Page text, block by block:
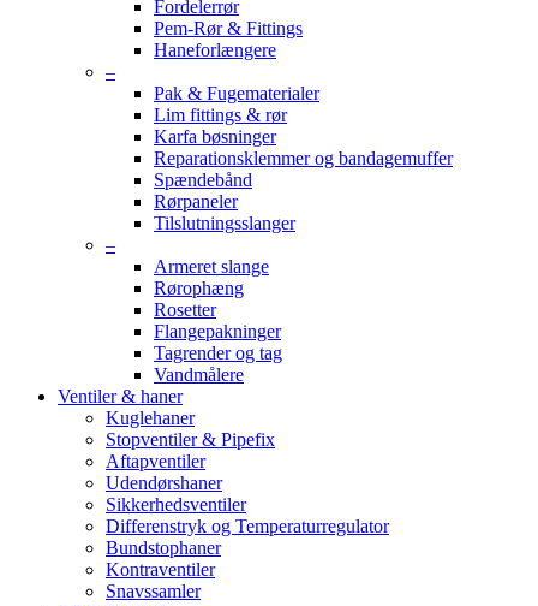
Fordelerrør
Pem-Rør & Fittings
Haneforlængere
–
Pak & Fugematerialer
Lim fittings & rør
Karfa bøsninger
Reparationsklemmer og bandagemuffer
Spændebånd
Rørpaneler
Tilslutningsslanger
–
Armeret slange
Rørophæng
Rosetter
Flangepakninger
Tagrender og tag
Vandmålere
Ventiler & haner
Kuglehaner
Stopventiler & Pipefix
Aftapventiler
Udendørshaner
Sikkerhedsventiler
Differenstryk og Temperaturregulator
Bundstophaner
Kontraventiler
Snavssamler